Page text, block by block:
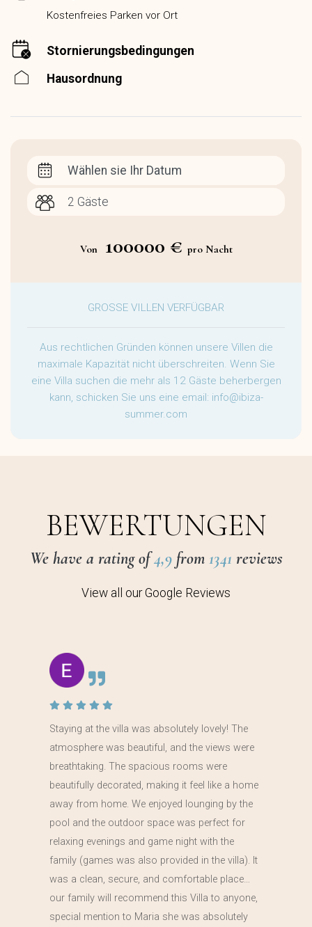
Kostenfreies Parken vor Ort
Stornierungsbedingungen
Hausordnung
Wählen sie Ihr Datum
Von 100000 € pro Nacht
GROSSE VILLEN VERFÜGBAR
Aus rechtlichen Gründen können unsere Villen die
maximale Kapazität nicht überschreiten. Wenn Sie
eine Villa suchen die mehr als 12 Gäste beherbergen
kann, schicken Sie uns eine email: info@ibiza-
summer.com
BEWERTUNGEN
We have a rating of4,9from 1341 reviews
View all our Google Reviews
Staying at the villa was absolutely lovely! The
atmosphere was beautiful, and the views were
breathtaking. The spacious rooms were
beautifully decorated, making it feel like a home
away from home. We enjoyed lounging by the
pool and the outdoor space was perfect for
relaxing evenings and game night with the
family (games was also provided in the villa). It
was a clean, secure, and comfortable place…
our family will recommend this Villa to anyone,
special mention to Maria she was absolutely